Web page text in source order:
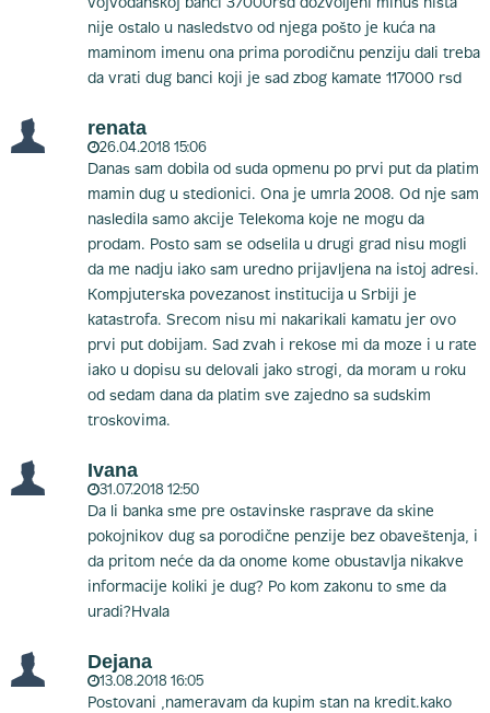
vojvođanskoj banci 37000rsd dozvoljeni minus ništa
nije ostalo u nasledstvo od njega pošto je kuća na
maminom imenu ona prima porodičnu penziju dali treba
da vrati dug banci koji je sad zbog kamate 117000 rsd
renata
26.04.2018 15:06
Danas sam dobila od suda opmenu po prvi put da platim
mamin dug u stedionici. Ona je umrla 2008. Od nje sam
nasledila samo akcije Telekoma koje ne mogu da
prodam. Posto sam se odselila u drugi grad nisu mogli
da me nadju iako sam uredno prijavljena na istoj adresi.
Kompjuterska povezanost institucija u Srbiji je
katastrofa. Srecom nisu mi nakarikali kamatu jer ovo
prvi put dobijam. Sad zvah i rekose mi da moze i u rate
iako u dopisu su delovali jako strogi, da moram u roku
od sedam dana da platim sve zajedno sa sudskim
troskovima.
Ivana
31.07.2018 12:50
Da li banka sme pre ostavinske rasprave da skine
pokojnikov dug sa porodične penzije bez obaveštenja, i
da pritom neće da da onome kome obustavlja nikakve
informacije koliki je dug? Po kom zakonu to sme da
uradi?Hvala
Dejana
13.08.2018 16:05
Postovani ,nameravam da kupim stan na kredit.kako